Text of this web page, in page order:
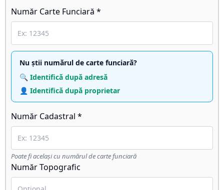
Număr Carte Funciară *
Nu știi numărul de carte funciară?
🔍 Identifică după adresă
👤 Identifică după proprietar
Număr Cadastral *
Poate fi același cu numărul de carte funciară
Număr Topografic